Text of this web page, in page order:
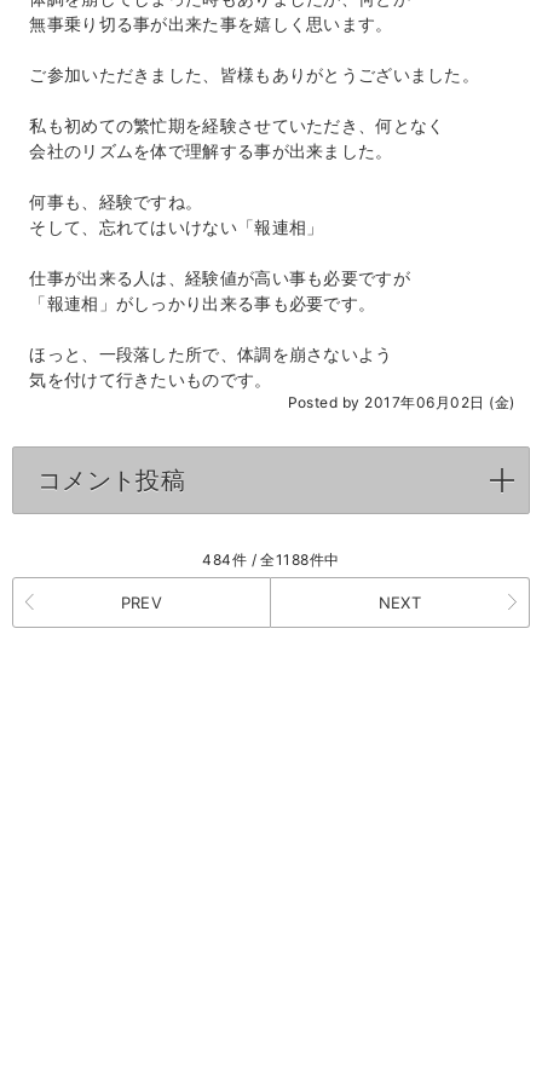
無事乗り切る事が出来た事を嬉しく思います。
ご参加いただきました、皆様もありがとうございました。
私も初めての繁忙期を経験させていただき、何となく
会社のリズムを体で理解する事が出来ました。
何事も、経験ですね。
そして、忘れてはいけない「報連相」
仕事が出来る人は、経験値が高い事も必要ですが
「報連相」がしっかり出来る事も必要です。
ほっと、一段落した所で、体調を崩さないよう
気を付けて行きたいものです。
Posted by 2017年06月02日 (金)
コメント投稿
484件 / 全1188件中
PREV NEXT